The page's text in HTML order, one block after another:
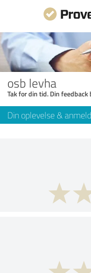
osb levha
Tak for din tid. Din
Din oplevelse &